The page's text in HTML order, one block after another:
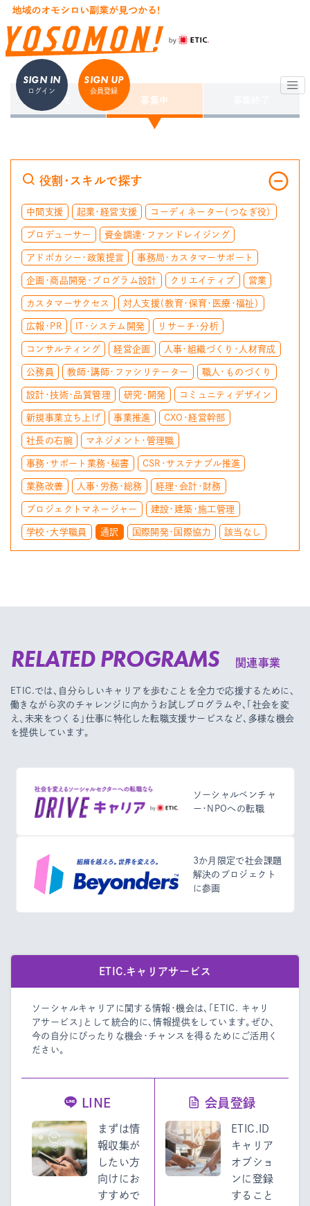
SIGN IN
ログイン
SIGN UP
会員登録
すべて 募集中
役割・スキルで探す
中間支援 起業・経営支援 コーディネーター（つなぎ役）
プロデューサー 資金調達・ファンドレイジング
アドボカシー・政策提言 事務局・カスタマーサポート
企画・商品開発・プログラム設計 クリエイティブ 営業
カスタマーサクセス 対人支援（教育・保育・医療・福祉）
広報・PR IT・システム開発 リサーチ・分析
コンサルティング 経営企画 人事・組織づくり・人材育成
公務員 教師・講師・ファシリテーター 職人・ものづくり
設計・技術・品質管理 研究・開発 コミュニティデザイン
新規事業立ち上げ 事業推進 CXO・経営幹部
社長の右腕 マネジメント・管理職
事務・サポート業務・秘書 CSR・サステナブル推進
業務改善 人事・労務・総務 経理・会計・財務
プロジェクトマネージャー 建設・建築・施工管理
学校・大学職員 通訳 国際開発・国際協力 該当なし
RELATED PROGRAMS 関連事業
ETIC.では、自分らしいキャリアを歩むことを全力で応援するために、
働きながら次のチャレンジに向かうお試しプログラムや、
「社会を変
え、未来をつくる」仕事に特化した転職支援サービスなど、多様な機会
を提供しています。
ソーシャルベンチャ
ー・NPOへの転職
3か月限定で社会課題
解決のプロジェクト
に参画
ETIC.キャリアサービス
ソーシャルキャリアに関する情報・機会は、「ETIC. キャリ
アサービス」として統合的に、情報提供をしています。 ぜひ、
今の自分にぴったりな機会・チャンスを得るためにご活用く
ださい。
LINE
まずは情
報収集が
したい方
向けにお
すすめで
会員登録
ETIC.ID
キャリア
オプショ
ンに登録
すること